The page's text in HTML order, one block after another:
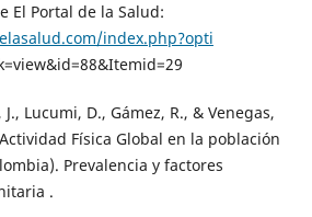
El Portal de la Salud:
index.php?opti
Lucumi, D., Gámez, R., & Venegas,
Física Global en la población
Prevalencia y factores
.